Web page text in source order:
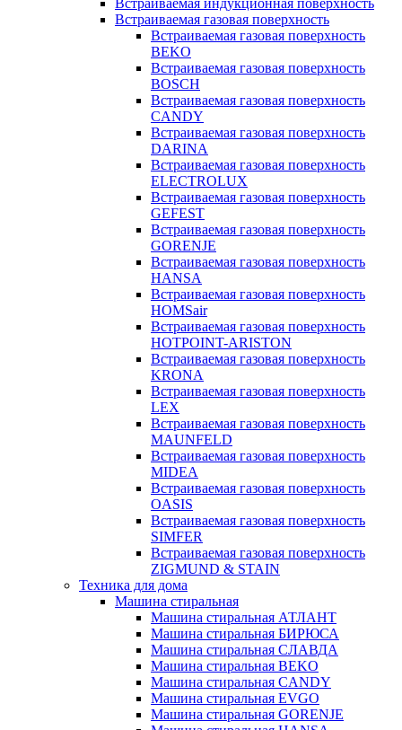
Встраиваемая индукционная поверхность
Встраиваемая газовая поверхность
Встраиваемая газовая поверхность
BEKO
Встраиваемая газовая поверхность
BOSCH
Встраиваемая газовая поверхность
CANDY
Встраиваемая газовая поверхность
DARINA
Встраиваемая газовая поверхность
ELECTROLUX
Встраиваемая газовая поверхность
GEFEST
Встраиваемая газовая поверхность
GORENJE
Встраиваемая газовая поверхность
HANSA
Встраиваемая газовая поверхность
HOMSair
Встраиваемая газовая поверхность
HOTPOINT-ARISTON
Встраиваемая газовая поверхность
KRONA
Встраиваемая газовая поверхность
LEX
Встраиваемая газовая поверхность
MAUNFELD
Встраиваемая газовая поверхность
MIDEA
Встраиваемая газовая поверхность
OASIS
Встраиваемая газовая поверхность
SIMFER
Встраиваемая газовая поверхность
ZIGMUND & STAIN
Техника для дома
Машина стиральная
Машина стиральная АТЛАНТ
Машина стиральная БИРЮСА
Машина стиральная СЛАВДА
Машина стиральная BEKO
Машина стиральная CANDY
Машина стиральная EVGO
Машина стиральная GORENJE